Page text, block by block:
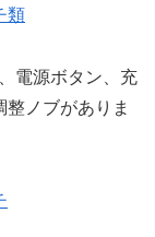
電源ボタン、充
ノブがありま